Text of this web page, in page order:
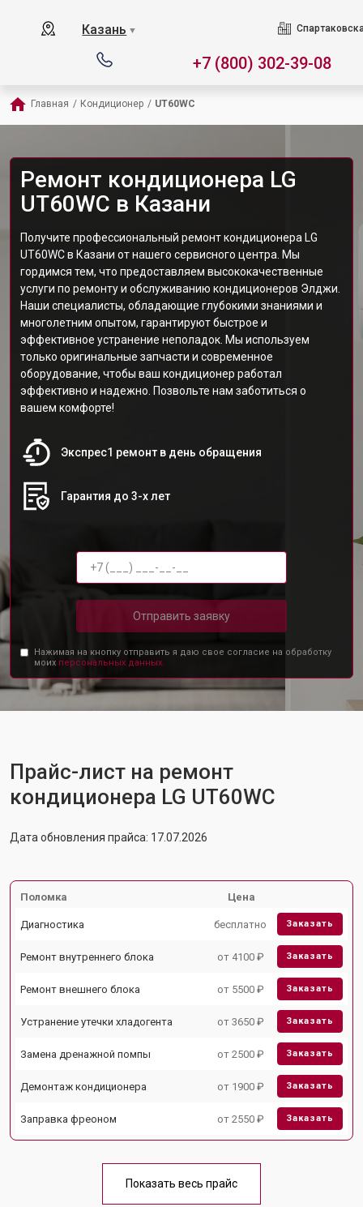
Казань ▼
+7 (800) 302-39-08
Главная / Кондиционер / UT60WC
Ремонт кондиционера LG
UT60WC в Казани
Получите профессиональный ремонт кондиционера LG
UT60WC в Казани от нашего сервисного центра. Мы
гордимся тем, что предоставляем высококачественные
услуги по ремонту и обслуживанию кондиционеров Элджи.
Наши специалисты, обладающие глубокими знаниями и
многолетним опытом, гарантируют быстрое и
эффективное устранение неполадок. Мы используем
только оригинальные запчасти и современное
оборудование, чтобы ваш кондиционер работал
эффективно и надежно. Позвольте нам заботиться о
вашем комфорте!
Экспрес1 ремонт в день обращения
Гарантия до 3-х лет
Отправить заявку
Нажимая на кнопку отправить я даю свое согласие на обработку
моих персональных данных.
Прайс-лист на ремонт
кондиционера LG UT60WC
Дата обновления прайса: 17.07.2026
Поломка Цена
Диагностика бесплатно Заказать
Ремонт внутреннего блока от 4100 ₽ Заказать
Ремонт внешнего блока от 5500 ₽ Заказать
Устранение утечки хладогента от 3650 ₽ Заказать
Замена дренажной помпы от 2500 ₽ Заказать
Демонтаж кондиционера от 1900 ₽ Заказать
Заправка фреоном от 2550 ₽ Заказать
Показать весь прайс